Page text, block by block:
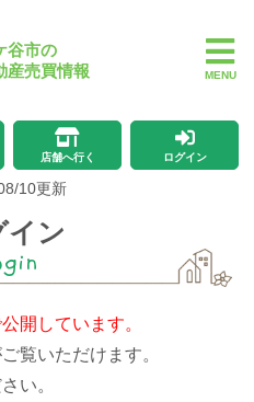
谷市の
産売買情報
MENU
店舗へ行く ログイン
10更新
イン
開しています。
覧いただけます。
い。